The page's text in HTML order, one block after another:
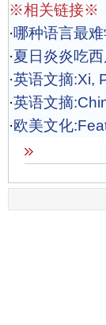
※相关链接※
·哪种语言最
·夏日炎炎吃
·英语文摘:Xi,
·英语文摘
·欧美文化